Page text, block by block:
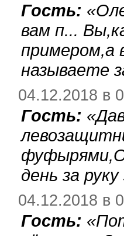
Гость: «
вам п...
примером,а
называете
04.12.2018 в
Гость: «
день за
04.12.2018 в
Гость: «